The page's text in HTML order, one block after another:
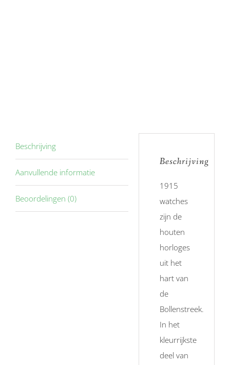
Beschrijving
Aanvullende informatie
Beoordelingen (0)
Beschrijving
1915
watches
zijn de
houten
horloges
uit het
hart van
de
Bollenstreek.
In het
kleurrijkste
deel van